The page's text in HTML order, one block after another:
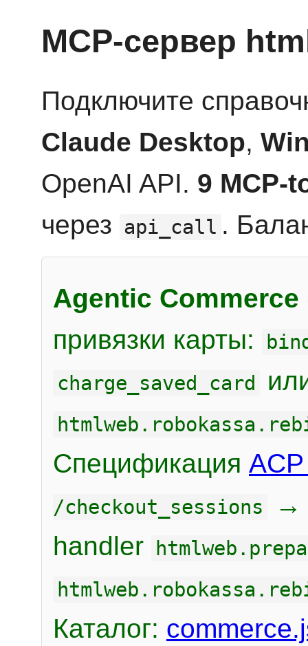
MCP-сервер
Подключите
Claude Desktop,
OpenAI API. 9 MCP-
через api_call .
Agentic Commerce
привязки карты:
charge_saved_card
Спецификация
/checkout_sessions
handler
Каталог: